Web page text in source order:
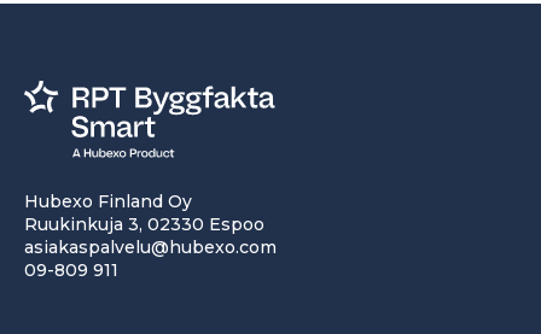
Hubexo Finland Oy
Ruukinkuja 3, 02330 Espoo
asiakaspalvelu@hubexo.com
09-809 911